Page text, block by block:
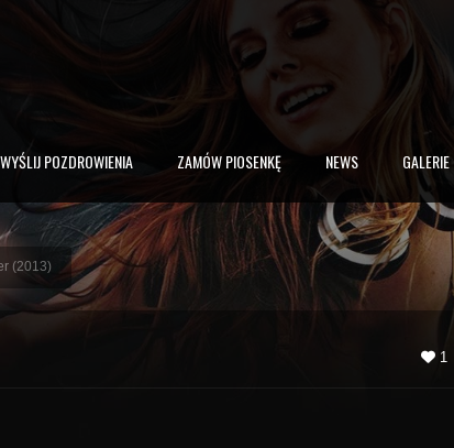
WYŚLIJ POZDROWIENIA ZAMÓW PIOSENKĘ NEWS GALERIE
(2013)
1